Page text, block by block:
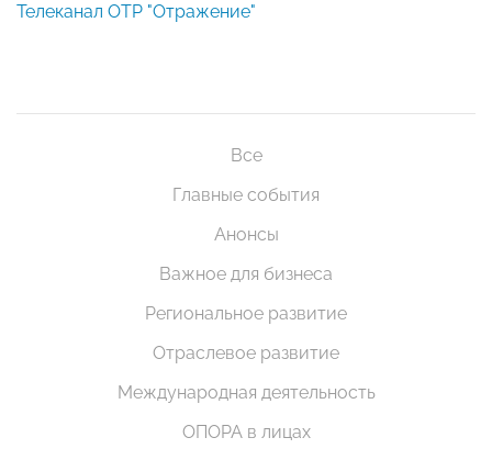
Телеканал ОТР "Отражение"
Все
Главные события
Анонсы
Важное для бизнеса
Региональное развитие
Отраслевое развитие
Международная деятельность
ОПОРА в лицах